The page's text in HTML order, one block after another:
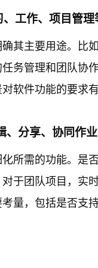
工作、项目管理
其主要用途。比
务管理和团队协
软件功能的要求有
分享、协同作业
所需的功能。是
于团队项目，实
量，包括是否支